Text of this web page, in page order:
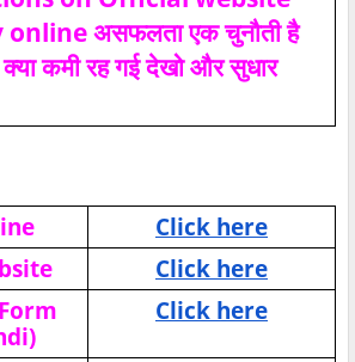
असफलता एक चुनौती है
कमी रह गई देखो और सुधार
Click here
Click here
Click here